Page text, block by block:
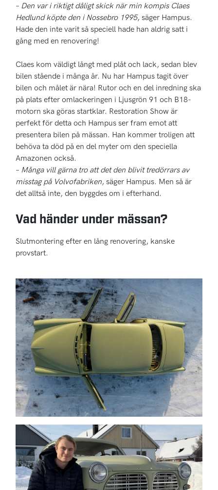
– Den var i riktigt dåligt skick när min kompis Claes
Hedlund köpte den i Nossebro 1995, säger Hampus.
Hade den inte varit så speciell hade han aldrig satt i
gång med en renovering!
Claes kom väldigt långt med plåt och lack, sedan blev
bilen stående i många år. Nu har Hampus tagit över
bilen och målet är nära! Rutor och en del inredning ska
på plats efter omlackeringen i Ljusgrön 91 och B18-
motorn ska göras startklar. Restoration Show är
perfekt för detta och Hampus ser fram emot att
presentera bilen på mässan. Han kommer troligen att
behöva ta död på en del myter om den speciella
Amazonen också.
– Många vill gärna tro att det den blivit tredörrars av
misstag på Volvofabriken, säger Hampus. Men så är
det alltså inte, den byggdes om i efterhand.
Vad händer under mässan?
Slutmontering efter en lång renovering, kanske
provstart.